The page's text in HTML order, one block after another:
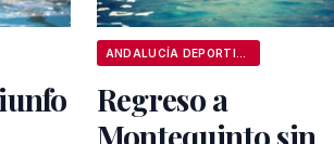
Regreso a